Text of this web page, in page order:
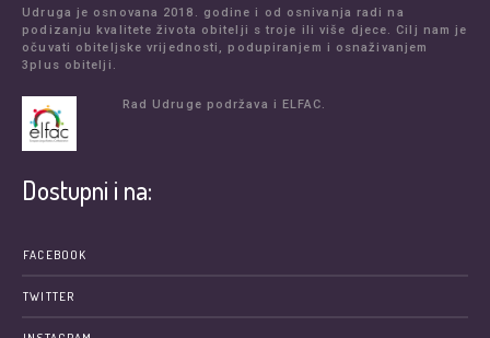
Udruga je osnovana 2018. godine i od osnivanja radi na
podizanju kvalitete života obitelji s troje ili više djece. Cilj nam je
očuvati obiteljske vrijednosti, podupiranjem i osnaživanjem
3plus obitelji.
Rad Udruge podržava i ELFAC.
Dostupni i na:
FACEBOOK
TWITTER